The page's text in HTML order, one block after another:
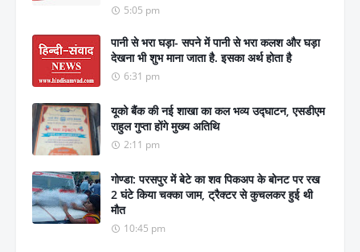
5:05 pm
पानी से भरा घड़ा- सपने में पानी से भरा कलश और घड़ा
देखना भी शुभ माना जाता है. इसका अर्थ होता है
6:31 pm
यूको बैंक की नई शाखा का कल भव्य उद्घाटन, एसडीएम
राहुल गुप्ता होंगे मुख्य अतिथि
2:11 pm
गोण्डा: परसपुर में बेटे का शव पिकअप के बोनट पर रख
2 घंटे किया चक्का जाम, ट्रैक्टर से कुचलकर हुई थी
मौत
10:45 pm